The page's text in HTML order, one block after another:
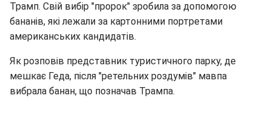
Трамп. Свій вибір "пророк" зробила за допомогою
бананів, які лежали за картонними портретами
американських кандидатів.
Як розповів представник туристичного парку, де
мешкає Геда, після "ретельних роздумів" мавпа
вибрала банан, що позначав Трампа.